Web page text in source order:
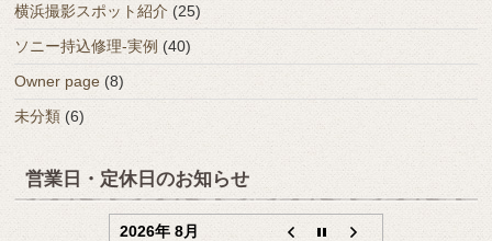
横浜撮影スポット紹介 (25)
ソニー持込修理-実例 (40)
Owner page (8)
未分類 (6)
営業日・定休日のお知らせ
2026年 8月